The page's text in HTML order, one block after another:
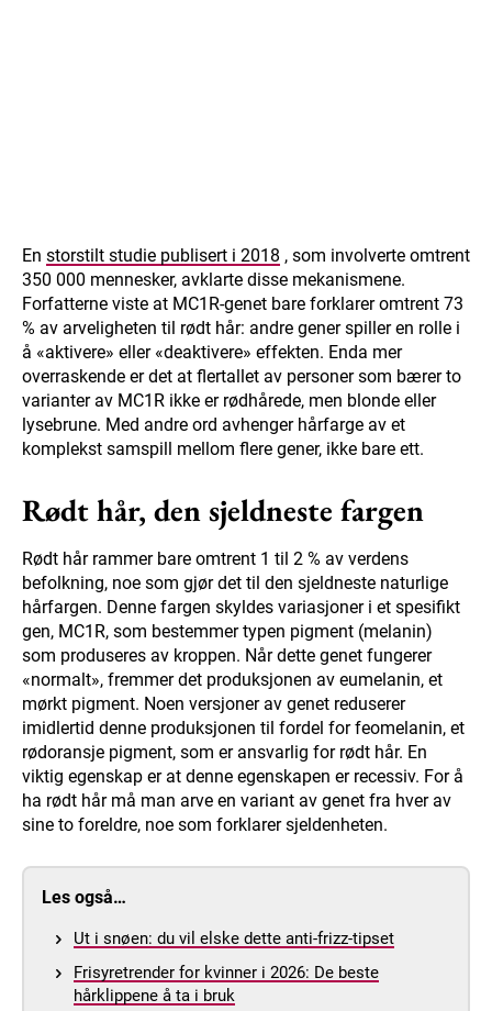
En storstilt studie publisert i 2018 , som involverte omtrent
350 000 mennesker, avklarte disse mekanismene.
Forfatterne viste at MC1R-genet bare forklarer omtrent 73
% av arveligheten til rødt hår: andre gener spiller en rolle i
å «aktivere» eller «deaktivere» effekten. Enda mer
overraskende er det at flertallet av personer som bærer to
varianter av MC1R ikke er rødhårede, men blonde eller
lysebrune. Med andre ord avhenger hårfarge av et
komplekst samspill mellom flere gener, ikke bare ett.
Rødt hår, den sjeldneste fargen
Rødt hår rammer bare omtrent 1 til 2 % av verdens
befolkning, noe som gjør det til den sjeldneste naturlige
hårfargen. Denne fargen skyldes variasjoner i et spesifikt
gen, MC1R, som bestemmer typen pigment (melanin)
som produseres av kroppen. Når dette genet fungerer
«normalt», fremmer det produksjonen av eumelanin, et
mørkt pigment. Noen versjoner av genet reduserer
imidlertid denne produksjonen til fordel for feomelanin, et
rødoransje pigment, som er ansvarlig for rødt hår. En
viktig egenskap er at denne egenskapen er recessiv. For å
ha rødt hår må man arve en variant av genet fra hver av
sine to foreldre, noe som forklarer sjeldenheten.
Les også…
Ut i snøen: du vil elske dette anti-frizz-tipset
Frisyretrender for kvinner i 2026: De beste
hårklippene å ta i bruk